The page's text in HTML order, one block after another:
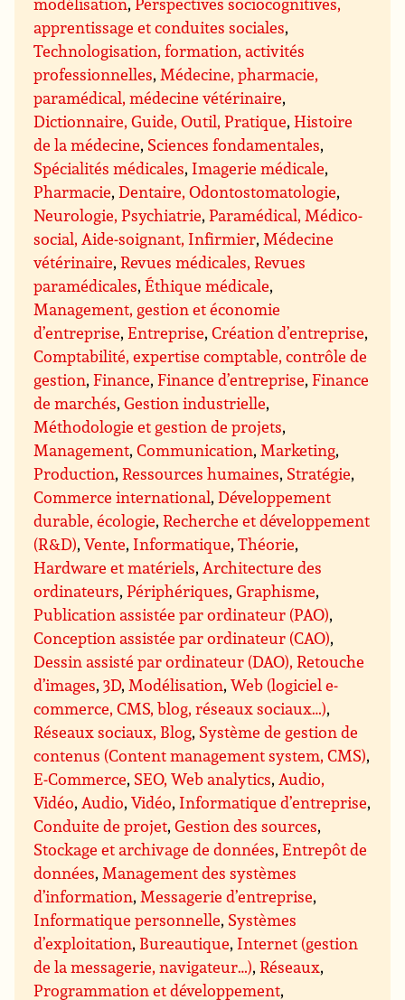
apprentissage et conduites sociales,
Technologisation, formation, activités
professionnelles, Médecine, pharmacie,
paramédical, médecine vétérinaire,
Dictionnaire, Guide, Outil, Pratique,Histoire
de la médecine, Sciences fondamentales,
Spécialités médicales, Imagerie médicale,
Pharmacie,Dentaire, Odontostomatologie,
Neurologie, Psychiatrie,Paramédical, Médico-
social, Aide-soignant, Infirmier, Médecine
vétérinaire,Revues médicales, Revues
paramédicales,Éthique médicale,
Management, gestion et économie
d’entreprise,Entreprise,Création d’entreprise,
Comptabilité, expertise comptable, contrôle de
gestion,Finance,Finance d’entreprise,Finance
de marchés,Gestion industrielle,
Méthodologie et gestion de projets,
Management,Communication, Marketing,
Production,Ressources humaines, Stratégie,
Commerce international,Développement
durable, écologie,Recherche et développement
(R&D),Vente, Informatique,Théorie,
Hardware et matériels, Architecture des
ordinateurs,Périphériques,Graphisme,
Publication assistée par ordinateur (PAO),
Conception assistée par ordinateur (CAO),
Dessin assisté par ordinateur (DAO), Retouche
d’images,3D, Modélisation,Web (logiciel e-
commerce, CMS, blog, réseaux sociaux…),
Réseaux sociaux, Blog, Système de gestion de
contenus (Content management system, CMS),
E-Commerce, SEO, Web analytics, Audio,
Vidéo, Audio,Vidéo, Informatique d’entreprise,
Conduite de projet,Gestion des sources,
Stockage et archivage de données,Entrepôt de
données, Management des systèmes
d’information, Messagerie d’entreprise,
Informatique personnelle, Systèmes
d’exploitation, Bureautique, Internet (gestion
de la messagerie, navigateur…),Réseaux,
Programmation et développement,